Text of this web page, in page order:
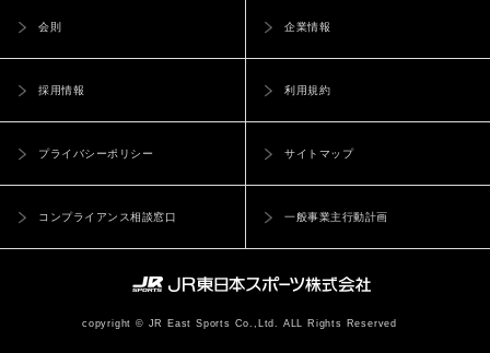
copyright © JR East Sports Co.,Ltd. ALL Rights Reserved
会則 企業情報
採用情報 利用規約
プライバシーポリシー サイトマップ
コンプライアンス相談窓口 一般事業主行動計画